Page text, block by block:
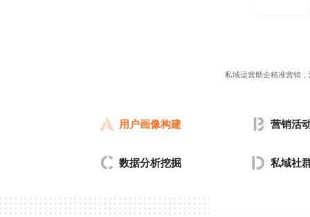
私域运营助企精准营销
用户画像构建 营销活
数据分析挖掘 私域社